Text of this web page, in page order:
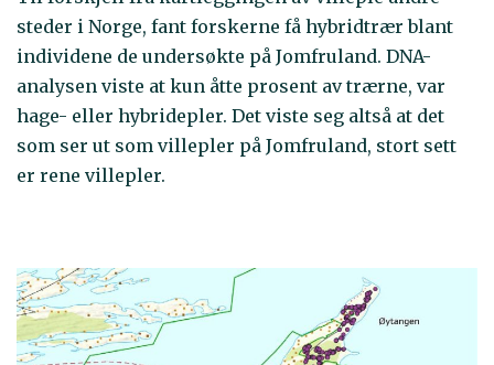
steder i Norge, fant forskerne få hybridtrær blant
individene de undersøkte på Jomfruland. DNA-
analysen viste at kun åtte prosent av trærne, var
hage- eller hybridepler. Det viste seg altså at det
som ser ut som villepler på Jomfruland, stort sett
er rene villepler.